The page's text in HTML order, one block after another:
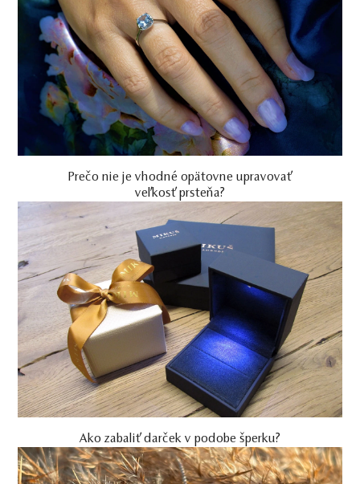
Prečo nie je vhodné opätovne upravovať
veľkosť prsteňa?
Ako zabaliť darček v podobe šperku?